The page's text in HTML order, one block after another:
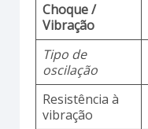
Choque /
Vibração
Tipo de
oscilação
Resistência à
vibração